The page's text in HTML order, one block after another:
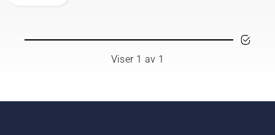
kvalifiserte
Viser 1 av 1